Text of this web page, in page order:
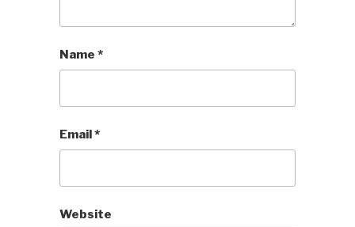
Name *
Email*
Website